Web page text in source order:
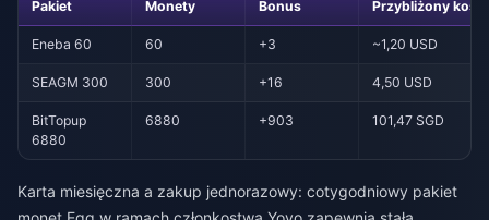
Pakiet Monety Bonus Przybliżony
Eneba 60 60 +3 ~1,20 USD
SEAGM 300 300 +16 4,50 USD
BitTopup
6880
6880 +903 101,47 SGD
Karta miesięczna a zakup jednorazowy: cotygodniowy pakiet